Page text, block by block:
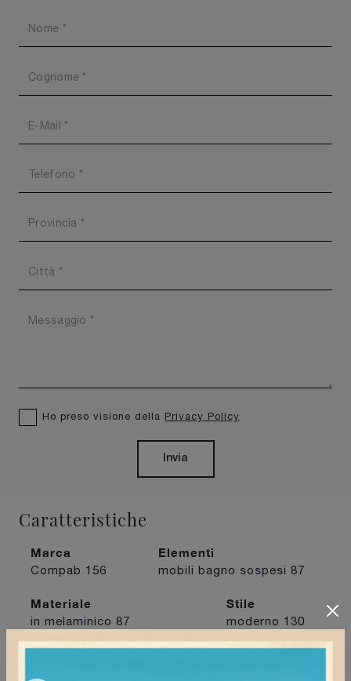
Ho preso visione della Privacy Policy
Invia
Caratteristiche
Marca
Compab 156
Elementi
mobili bagno sospesi 87
Materiale
in melaminico 87
Stile
moderno 130